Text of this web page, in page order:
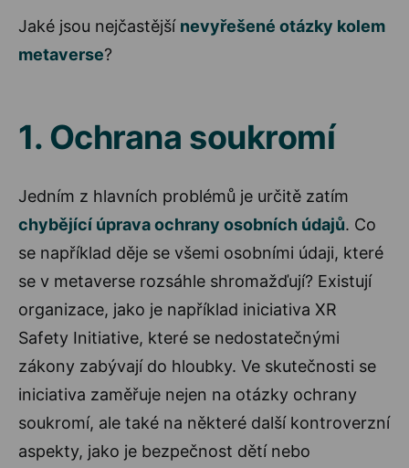
Jaké jsou nejčastější nevyřešené otázky kolem
metaverse?
1. Ochrana soukromí
Jedním z hlavních problémů je určitě zatím
chybějící úprava ochrany osobních údajů. Co
se například děje se všemi osobními údaji, které
se v metaverse rozsáhle shromažďují? Existují
organizace, jako je například iniciativa XR
Safety Initiative, které se nedostatečnými
zákony zabývají do hloubky. Ve skutečnosti se
iniciativa zaměřuje nejen na otázky ochrany
soukromí, ale také na některé další kontroverzní
aspekty, jako je bezpečnost dětí nebo